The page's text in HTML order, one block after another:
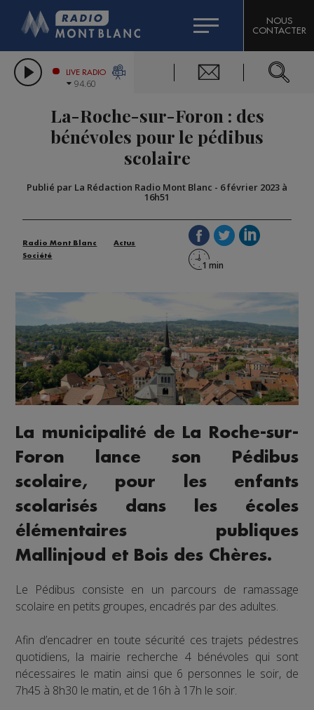
LES CHRONIQUES DE L'EXPERT
CITIZEN MACHINERY
GRAND MASSIF DOMAINES SKIABLES
BIGARD
COMPAGNIE DU MONT-BLANC
NOUS
CONTACTER
LIVE RADIO
94.60
La-Roche-sur-Foron : des
bénévoles pour le pédibus
scolaire
Publié par La Rédaction Radio Mont Blanc - 6 février 2023 à
16h51
Radio Mont Blanc
Actus
Société
La municipalité de La Roche-sur-
Foron lance son Pédibus
scolaire, pour les enfants
scolarisés dans les écoles
élémentaires publiques
Mallinjoud et Bois des Chères.
Le Pédibus consiste en un parcours de ramassage
scolaire en petits groupes, encadrés par des adultes.
Afin d’encadrer en toute sécurité ces trajets pédestres
quotidiens, la mairie recherche 4 bénévoles qui sont
nécessaires le matin ainsi que 6 personnes le soir, de
7h45 à 8h30 le matin, et de 16h à 17h le soir.